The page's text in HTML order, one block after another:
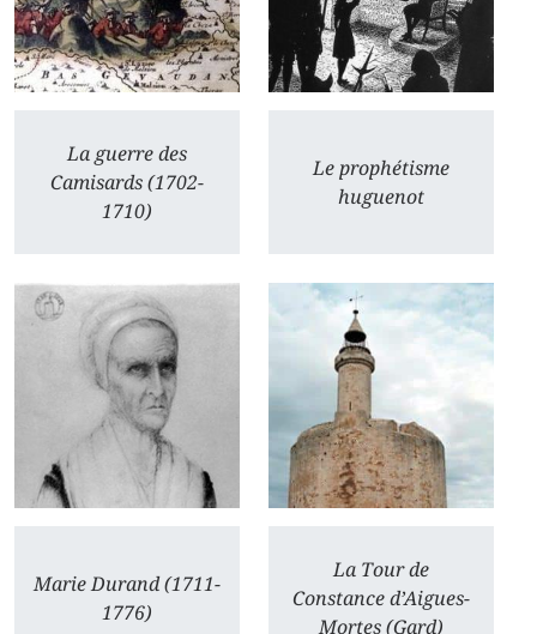
La guerre des
Camisards (1702-
1710)
Le prophétisme
huguenot
Marie Durand (1711-
1776)
La Tour de
Constance d’Aigues-
Mortes (Gard)